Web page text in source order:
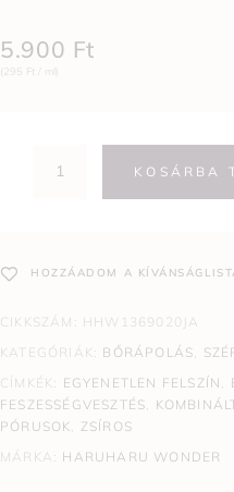
5.900 Ft
(295 Ft / ml)
KOSÁRBA
HOZZÁADOM A
CIKKSZÁM: HHW1369020JA
KATEGÓRIÁK: BŐRÁPOLÁS,
CÍMKÉK: EGYENETLEN FELSZÍN ,
FESZESSÉGVESZTÉS,
PÓRUSOK, ZSÍROS
MÁRKA: HARUHARU WONDER